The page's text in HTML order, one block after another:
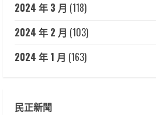
2024 年 3 月 (118)
2024 年 2 月 (103)
2024 年 1 月 (163)
民正新聞